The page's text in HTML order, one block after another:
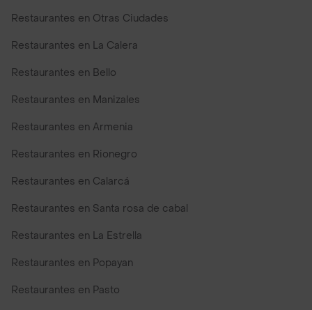
Restaurantes en Otras Ciudades
Restaurantes en La Calera
Restaurantes en Bello
Restaurantes en Manizales
Restaurantes en Armenia
Restaurantes en Rionegro
Restaurantes en Calarcá
Restaurantes en Santa rosa de cabal
Restaurantes en La Estrella
Restaurantes en Popayan
Restaurantes en Pasto